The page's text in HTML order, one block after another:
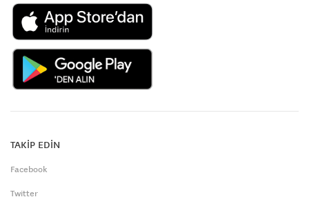
TAKİP EDİN
Facebook
Twitter